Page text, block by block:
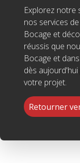
Explorez notre
nos services
Bocage et
réussis que
Bocage et
dès
votre projet.
Retourner